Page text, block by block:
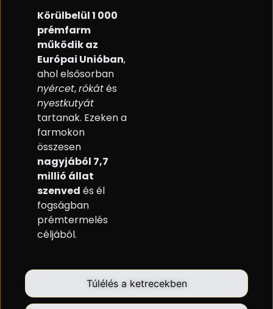
Túlélés a ketrecekben
Körülbelül 1 000
prémfarm
működik az
Európai Unióban,
ahol elsősorban
nyércet,rókátés
nyestkutyát
tartanak. Ezeken a
farmokon
összesen
nagyjából 7,7
millió állat
szenved és él
fogságban
prémtermelés
céljából.